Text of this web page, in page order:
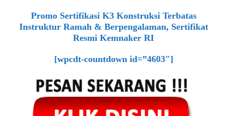
Promo Sertifikasi K3 Konstruksi Terbatas
Instruktur Ramah & Berpengalaman, Sertifikat
Resmi Kemnaker RI
[wpcdt-countdown id=”4603″]